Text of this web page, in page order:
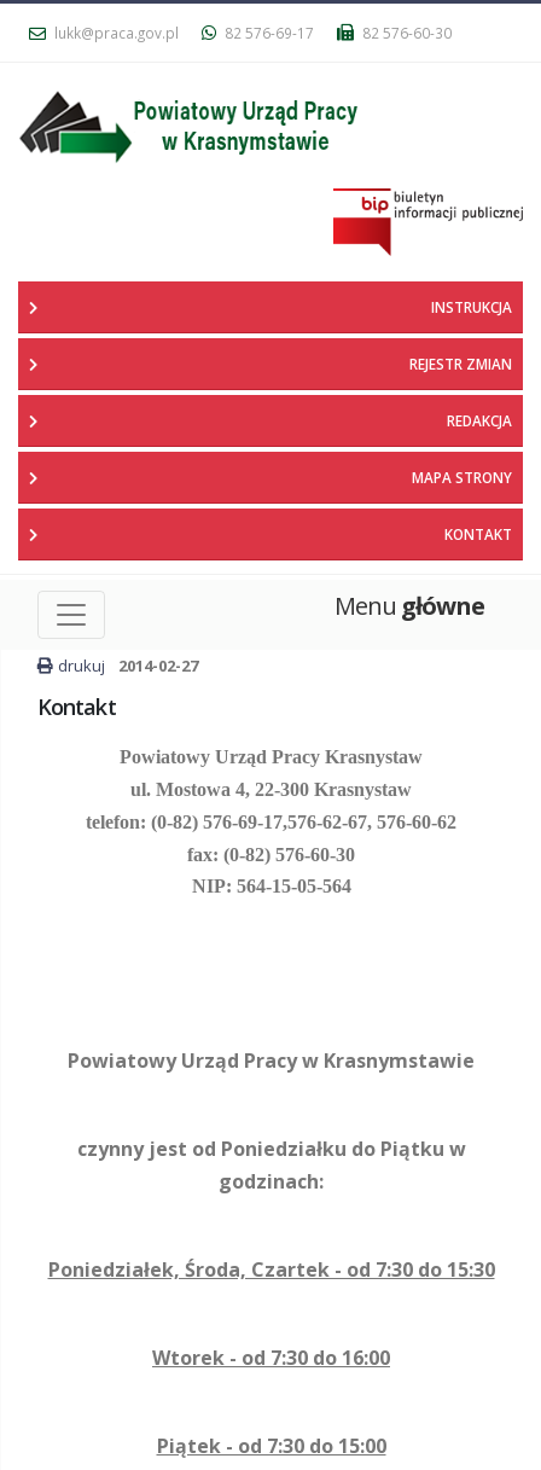
lukk@praca.gov.pl 82 576-69-17 82 576-60-30
INSTRUKCJA
REJESTR ZMIAN
REDAKCJA
MAPA STRONY
KONTAKT
Menu główne
drukuj 2014-02-27
Kontakt
Powiatowy Urząd Pracy Krasnystaw
ul. Mostowa 4, 22-300 Krasnystaw
telefon: (0-82) 576-69-17,576-62-67, 576-60-62
fax: (0-82) 576-60-30
NIP: 564-15-05-564
Powiatowy Urząd Pracy w Krasnymstawie
czynny jest od Poniedziałku do Piątku w
godzinach:
Poniedziałek, Środa, Czartek - od 7:30 do 15:30
Wtorek - od 7:30 do 16:00
Piątek - od 7:30 do 15:00